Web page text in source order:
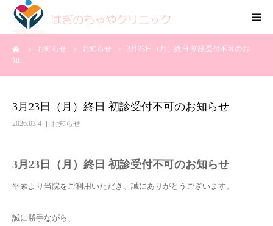
お知らせ お知らせ
3月23日（月）終日 初診受付不可のお
知…
3月23日（月）終日 初診受付不可のお知らせ
2026.03.4 お知らせ
3月23日（月）終日 初診受付不可のお知らせ
平素より当院をご利用いただき、誠にありがとうございます。
誠に勝手ながら、
HOME
在宅往診